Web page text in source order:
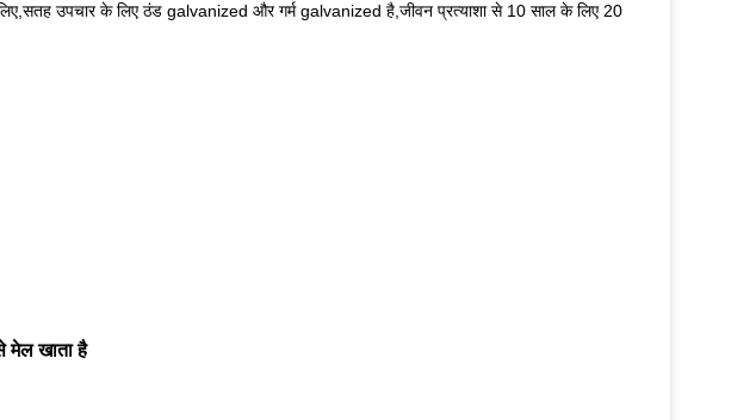
लिए,सतह उपचार के लिए ठंड galvanized और गर्म galvanized है,जीवन प्रत्याशा से 10 साल के लिए 20
खाता है